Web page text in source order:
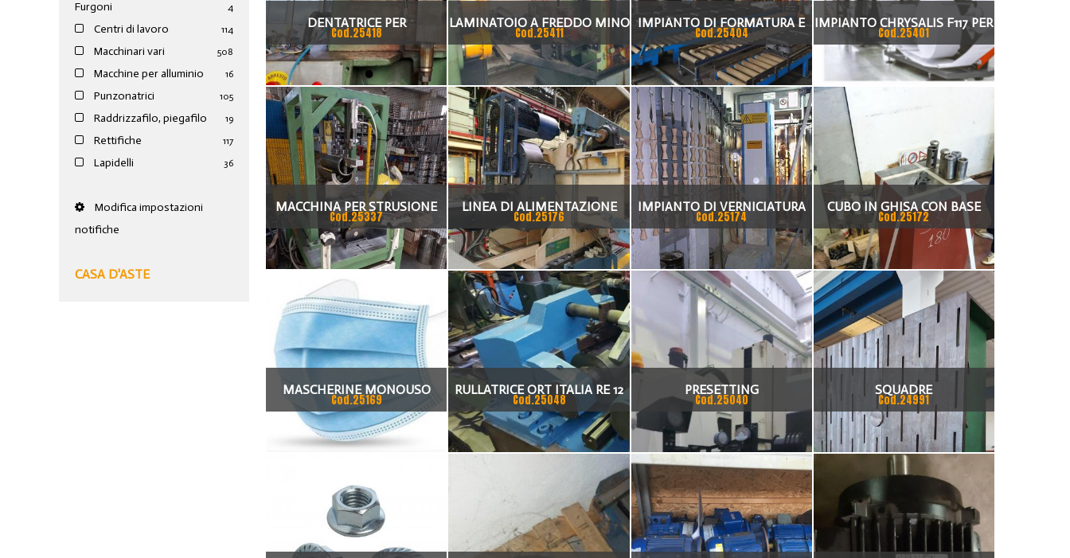
Furgoni
4
Centri di lavoro 114
Macchinari vari 508
Macchine per alluminio 16
Punzonatrici 105
Raddrizzafilo, piegafilo 19
Rettifiche 117
Lapidelli 36
Modifica impostazioni
notifiche
CASA D'ASTE
DENTATRICE PER
CREMAGLIERE LUNGHEZZA
2000MM
Cod.25418
LAMINATOIO A FREDDO MINO
PER BARRE PIATTE
Cod.25411
IMPIANTO DI FORMATURA E
ACCOPPIAMENTO STAFFE
Cod.25404
IMPIANTO CHRYSALIS F117 PER
LA PRODUZIONE DI
MASCHERINE
Cod.25401
MACCHINA PER STRUSIONE
PER REALIZZARE ACCORDI A T
90 GRADI PER CANNE
FUMARIE
Cod.25337
LINEA DI ALIMENTAZIONE
TRANSFERT INDUSTRIES
Cod.25176
IMPIANTO DI VERNICIATURA
Cod.25174
CUBO IN GHISA CON BASE
FINITA 350X630 GERARDI 53A
Cod.25172
MASCHERINE MONOUSO
CHIRURGICHE E FFP2
Cod.25169
RULLATRICE ORT ITALIA RE 12
Cod.25048
PRESETTING
Cod.25040
SQUADRE
Cod.24991